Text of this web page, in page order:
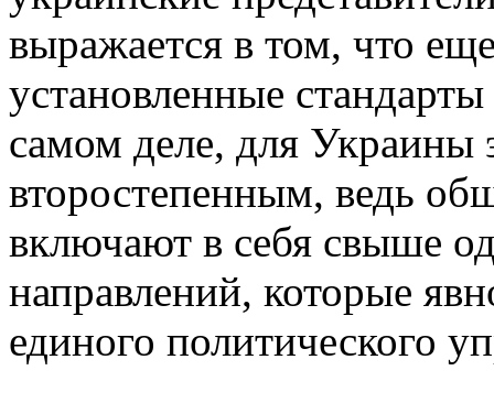
выражается в том, что
установленные
самом деле, для Украины
второстепенным, ведь
включают в себя свыше
направлений, которые
единого политического